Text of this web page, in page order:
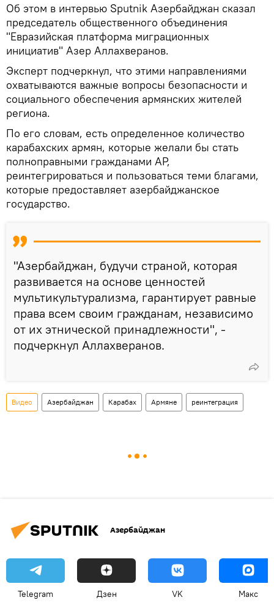
Об этом в интервью Sputnik Азербайджан сказал
председатель общественного объединения
"Евразийская платформа миграционных
инициатив" Азер Аллахверанов.
Эксперт подчеркнул, что этими направлениями
охватываются важные вопросы безопасности и
социального обеспечения армянских жителей
региона.
По его словам, есть определенное количество
карабахских армян, которые желали бы стать
полноправными гражданами АР,
реинтегрироваться и пользоваться теми благами,
которые предоставляет азербайджанское
государство.
"Азербайджан, будучи страной, которая
развивается на основе ценностей
мультикультурализма, гарантирует равные
права всем своим гражданам, независимо
от их этнической принадлежности", -
подчеркнул Аллахверанов.
Видео Азербайджан Карабах Армяне реинтеграция
Азербайджан
Telegram Дзен VK Макс